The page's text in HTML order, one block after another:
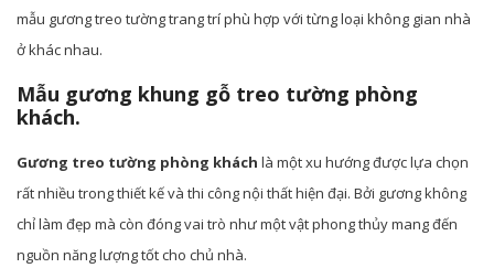
mẫu gương treo tường trang trí phù hợp với từng loại không gian nhà
ở khác nhau.
Mẫu gương khung gỗ treo tường phòng
khách.
Gương treo tường phòng khách là một xu hướng được lựa chọn
rất nhiều trong thiết kế và thi công nội thất hiện đại. Bởi gương không
chỉ làm đẹp mà còn đóng vai trò như một vật phong thủy mang đến
nguồn năng lượng tốt cho chủ nhà.